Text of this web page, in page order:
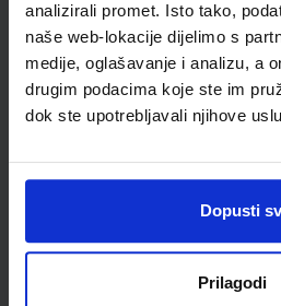
analizirali promet. Isto tako,
naše web-lokacije dijelimo s
medije, oglašavanje i analizu, a
drugim podacima koje ste im
dok ste upotrebljavali njihove
Dopusti
Prilagodi
PRIRODA, DRUŠTVO I JA 2; radni
za drugi razred osnovne škole
Autor(i):Bulić Kralj Križanić Hlad Kovač
Nakladnik:ALFA d.d. Registarski broj
SKU:567083 CIJENA:
Udžbenik Omot